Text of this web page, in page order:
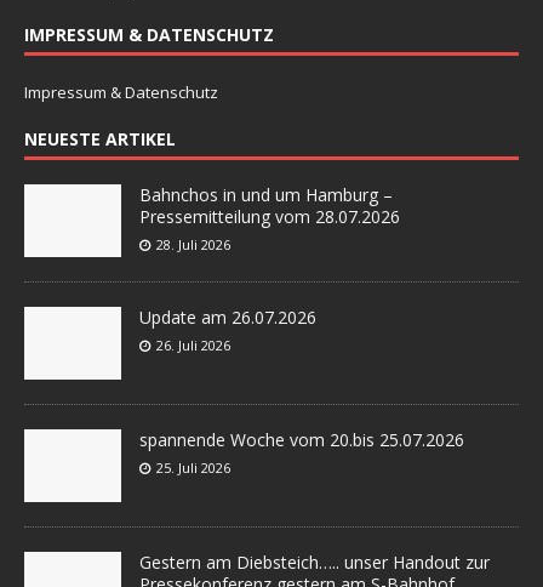
IMPRESSUM & DATENSCHUTZ
Impressum & Datenschutz
NEUESTE ARTIKEL
Bahnchos in und um Hamburg –
Pressemitteilung vom 28.07.2026
28. Juli 2026
Update am 26.07.2026
26. Juli 2026
spannende Woche vom 20.bis 25.07.2026
25. Juli 2026
Gestern am Diebsteich….. unser Handout zur